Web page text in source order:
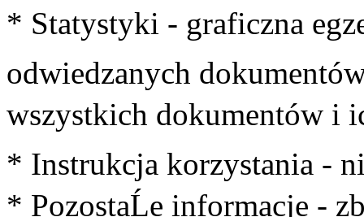
* Statystyki - graficzna
odwiedzanych
wszystkich dokumentów i
* Instrukcja korzystania -
* PozostaĹe informacje -